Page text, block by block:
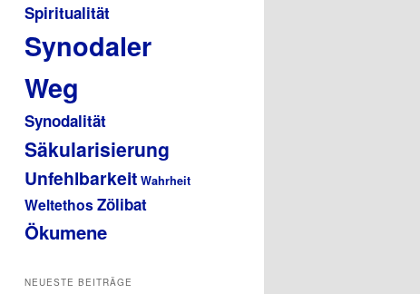
Spiritualität
Synodaler
Weg
Synodalität
Säkularisierung
Unfehlbarkeit Wahrheit
WeltethosZölibat
Ökumene
NEUESTE BEITRÄGE